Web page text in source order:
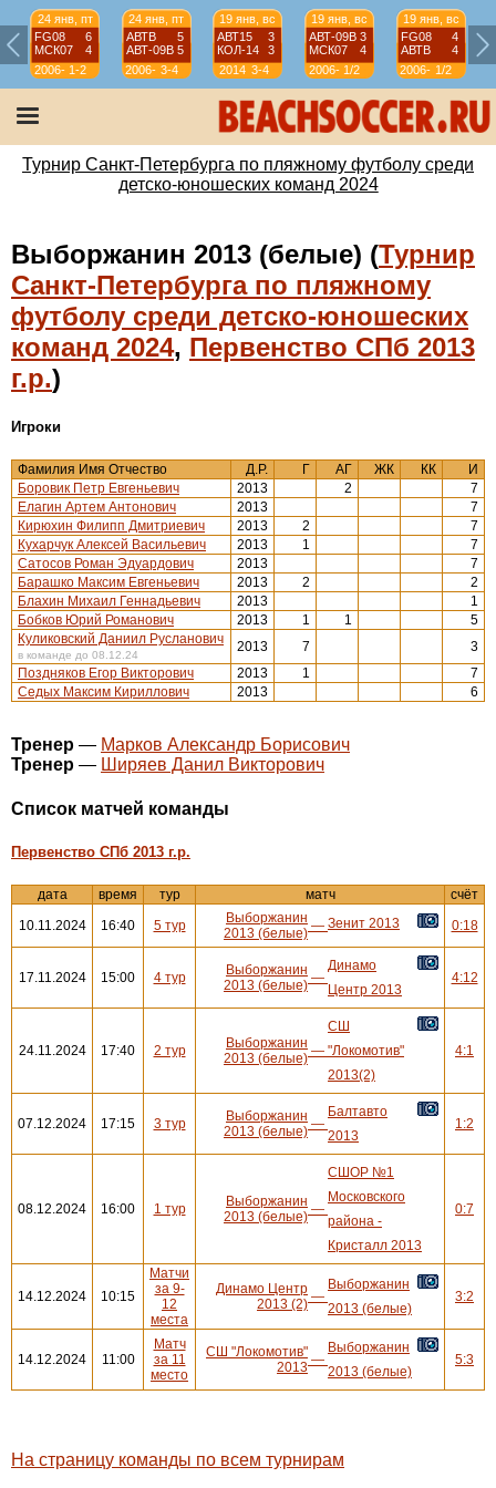
24 янв, пт
FG08
6
МСК07
4
2006-
07
1-2
24 янв, пт
АВТВ
5
АВТ-09B 5
2006-
07
3-4
19 янв, вс
АВТ15
3
КОЛ-14
3
2014 3-4
19 янв, вс
АВТ-09B 3
МСК07
4
2006-
07
1/2
19 янв, вс
FG08
4
АВТВ
4
2006-
07
1/2
Турнир Санкт-Петербурга по пляжному футболу среди
детско-юношеских команд 2024
Выборжанин 2013 (белые) (Турнир
Санкт-Петербурга по пляжному
футболу среди детско-юношеских
команд 2024, Первенство СПб 2013
г.р.)
Игроки
Фамилия Имя Отчество Д.Р. Г АГ ЖК КК
И
Боровик Петр Евгеньевич
2013 2
7
Елагин Артем Антонович
2013
7
Кирюхин Филипп Дмитриевич
2013 2
7
Кухарчук Алексей Васильевич
2013 1
7
Сатосов Роман Эдуардович
2013
7
Барашко Максим Евгеньевич
2013 2
2
Блахин Михаил Геннадьевич
2013
1
Бобков Юрий Романович
2013 1 1
5
Куликовский Даниил Русланович
в команде до 08.12.24
2013 7
3
Поздняков Егор Викторович
2013 1
7
Седых Максим Кириллович
2013 6
Тренер — Марков Александр Борисович
Тренер — Ширяев Данил Викторович
Cписок матчей команды
Первенство СПб 2013 г.р.
дата время тур матч
счёт
10.11.2024
16:40 5 тур
Выборжанин
2013 (белые) — Зенит 2013 0:18
17.11.2024 15:00 4 тур
Выборжанин
2013 (белые) —
Динамо
Центр 2013
4:12
24.11.2024 17:40 2 тур
Выборжанин
2013 (белые) —
СШ
"Локомотив"
2013(2)
4:1
07.12.2024 17:15 3 тур
Выборжанин
2013 (белые) —
Балтавто
2013
1:2
08.12.2024 16:00 1 тур
Выборжанин
2013 (белые) —
СШОР №1
Московского
района -
Кристалл 2013
0:7
14.12.2024 10:15
Матчи
за 9-
12
места
Динамо Центр
2013 (2) —
Выборжанин
2013 (белые)
3:2
14.12.2024 11:00
Матч
за 11
место
СШ "Локомотив"
2013 —
Выборжанин
2013 (белые)
5:3
На страницу команды по всем турнирам